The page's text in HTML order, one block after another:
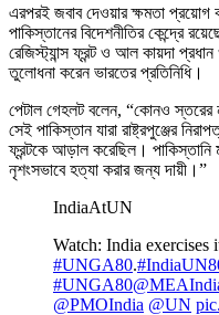
এরপরই জবাব দেওয়ার ক্ষমতা প্রয়োগ
পাকিস্তানের বিদেশনীতির কেন্দ্রে
রেজিস্ট্যান্স ফ্রন্ট ও আল কায়দা
তুলোধনা করেন ভারতের প্রতিনিধি।
পেটাল গেহলট বলেন, “কোনও স্তরের
সেই পাকিস্তান যারা রাষ্ট্রপুঞ্জের
ফ্রন্টকে আড়াল করেছিল। পাকিস্তানি
নৃশংসভাবে হত্যা করার জন্য দায়ী।”
IndiaAtUN
Watch: India exercises
#UNGA80.
#UNGA80
@PMOIndia @UN